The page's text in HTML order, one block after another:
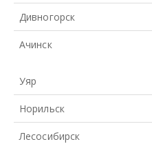
Дивногорск
Ачинск
Уяр
Норильск
Лесосибирск